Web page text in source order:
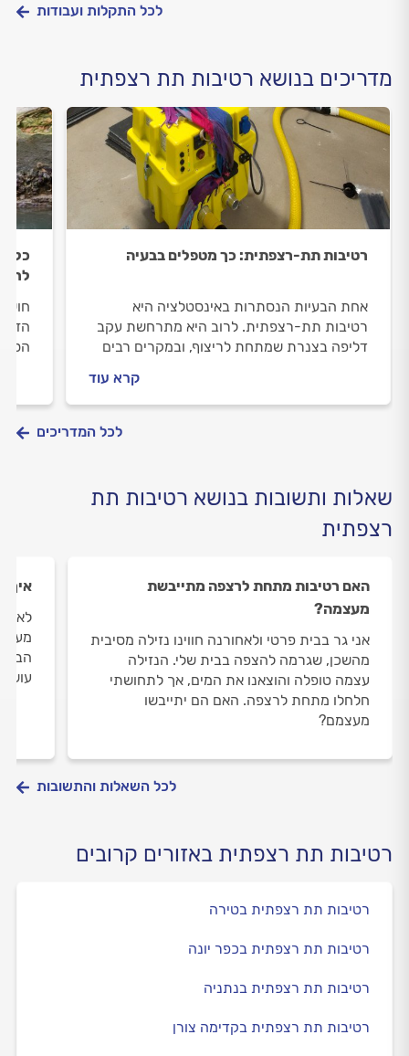
לכל התקלות ועבודות
מדריכים בנושא רטיבות תת רצפתית
רטיבות תת-רצפתית: כך מטפלים בבעיה
אחת הבעיות הנסתרות באינסטלציה היא
רטיבות תת-רצפתית. לרוב היא מתרחשת עקב
דליפה בצנרת שמתחת לריצוף, ובמקרים רבים
תת-רצפתית
קרא עוד
כל
לכל המדריכים
שאלות ותשובות בנושא רטיבות תת
רצפתית
האם רטיבות מתחת לרצפה מתייבשת
מעצמה?
אני גר בבית פרטי ולאחורנה חווינו נזילה מסיבית
מהשכן, שגרמה להצפה בבית שלי. הנזילה
עצמה טופלה והוצאנו את המים, אך לתחושתי
חלחלו מתחת לרצפה. האם הם יתייבשו
מעצמם?
איך
מעל
לכל השאלות והתשובות
רטיבות תת רצפתית באזורים קרובים
רטיבות תת רצפתית בטירה
רטיבות תת רצפתית בכפר יונה
רטיבות תת רצפתית בנתניה
רטיבות תת רצפתית בקדימה צורן